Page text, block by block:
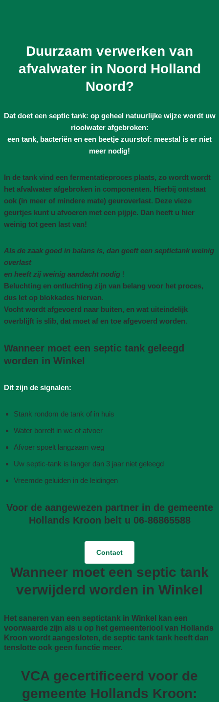
Duurzaam verwerken van
afvalwater in Noord Holland
Noord?
Dat doet een septic tank: op geheel natuurlijke wijze wordt uw
rioolwater afgebroken:
een tank, bacteriën en een beetje zuurstof: meestal is er niet
meer nodig!
In de tank vind een fermentatieproces plaats, zo wordt wordt
het afvalwater afgebroken in componenten. Hierbij ontstaat
ook (in meer of mindere mate) geuroverlast. Deze vieze
geurtjes kunt u afvoeren met een pijpje. Dan heeft u hier
weinig tot geen last van!
Als de zaak goed in balans is, dan geeft een septictank weinig
overlast
en heeft zij weinig aandacht nodig !
Beluchting en ontluchting zijn van belang voor het proces,
dus let op blokkades hiervan.
Vocht wordt afgevoerd naar buiten, en wat uiteindelijk
overblijft is slib, dat moet af en toe afgevoerd worden.
Wanneer moet een septic tank geleegd
worden in Winkel
Dit zijn de signalen:
Stank rondom de tank of in huis
Water borrelt in wc of afvoer
Afvoer spoelt langzaam weg
Uw septic-tank is langer dan 3 jaar niet geleegd
Vreemde geluiden in de leidingen
Voor de aangewezen partner in de gemeente
Hollands Kroon belt u 06-86865588
Contact
Wanneer moet een septic tank
verwijderd worden in Winkel
Het saneren van een septictank in Winkel kan een
voorwaarde zijn als u op het gemeenteriool van Hollands
Kroon wordt aangesloten, de septic tank tank heeft dan
tenslotte ook geen functie meer.
VCA gecertificeerd voor de
gemeente Hollands Kroon: